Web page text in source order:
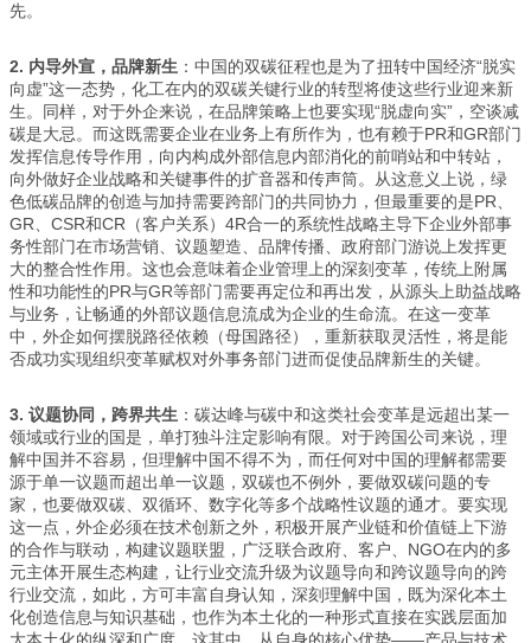
先。
2. 内导外宣，品牌新生 ：中国的双碳征程也是为了扭转中国经济“脱实
向虚”这一态势，化工在内的双碳关键行业的转型将使这些行业迎来新
生。同样，对于外企来说，在品牌策略上也要实现“脱虚向实”，空谈减
碳是大忌。而这既需要企业在业务上有所作为，也有赖于PR和GR部门
发挥信息传导作用，向内构成外部信息内部消化的前哨站和中转站，
向外做好企业战略和关键事件的扩音器和传声筒。从这意义上说，绿
色低碳品牌的创造与加持需要跨部门的共同协力，但最重要的是PR、
GR、CSR和CR（客户关系）4R合一的系统性战略主导下企业外部事
务性部门在市场营销、议题塑造、品牌传播、政府部门游说上发挥更
大的整合性作用。这也会意味着企业管理上的深刻变革，传统上附属
性和功能性的PR与GR等部门需要再定位和再出发，从源头上助益战略
与业务，让畅通的外部议题信息流成为企业的生命流。在这一变革
中，外企如何摆脱路径依赖（母国路径），重新获取灵活性，将是能
否成功实现组织变革赋权对外事务部门进而促使品牌新生的关键。
3. 议题协同，跨界共生 ：碳达峰与碳中和这类社会变革是远超出某一
领域或行业的国是，单打独斗注定影响有限。对于跨国公司来说，理
解中国并不容易，但理解中国不得不为，而任何对中国的理解都需要
源于单一议题而超出单一议题，双碳也不例外，要做双碳问题的专
家，也要做双碳、双循环、数字化等多个战略性议题的通才。要实现
这一点，外企必须在技术创新之外，积极开展产业链和价值链上下游
的合作与联动，构建议题联盟，广泛联合政府、客户、NGO在内的多
元主体开展生态构建，让行业交流升级为议题导向和跨议题导向的跨
行业交流，如此，方可丰富自身认知，深刻理解中国，既为深化本土
化创造信息与知识基础，也作为本土化的一种形式直接在实践层面加